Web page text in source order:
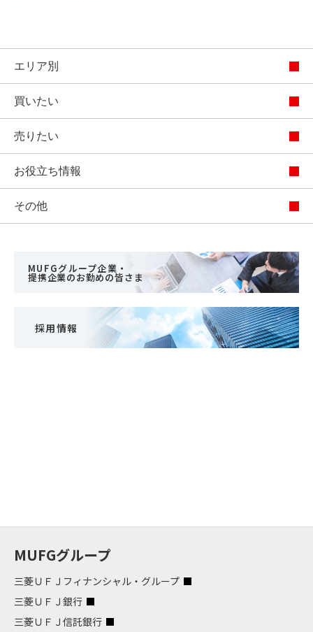
エリア別
買いたい
売りたい
お役立ち情報
その他
MUFGグループ企業・
提携企業のお勤めの皆さま
採用情報
MUFGグループ
三菱ＵＦＪフィナンシャル・グループ
三菱ＵＦＪ銀行
三菱ＵＦＪ信託銀行